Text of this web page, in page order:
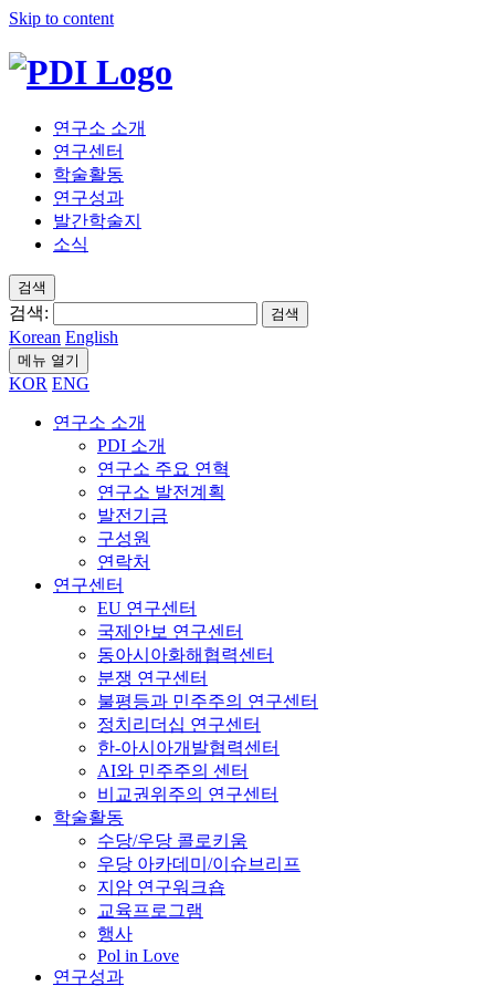
Skip to content
연구소 소개
연구센터
학술활동
연구성과
발간학술지
소식
검색
검색: 검색
Korean English
메뉴 열기
KOR ENG
연구소 소개
PDI 소개
연구소 주요 연혁
연구소 발전계획
발전기금
구성원
연락처
연구센터
EU 연구센터
국제안보 연구센터
동아시아화해협력센터
분쟁 연구센터
불평등과 민주주의 연구센터
정치리더십 연구센터
한-아시아개발협력센터
AI와 민주주의 센터
비교권위주의 연구센터
학술활동
수당/우당 콜로키움
우당 아카데미/이슈브리프
지암 연구워크숍
교육프로그램
행사
Pol in Love
연구성과